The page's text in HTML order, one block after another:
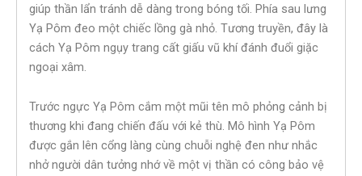
giúp thần lẩn tránh dễ dàng trong bóng tối. Phía sau lưng
Yạ Pôm đeo một chiếc lồng gà nhỏ. Tương truyền, đây là
cách Yạ Pôm ngụy trang cất giấu vũ khí đánh đuổi giặc
ngoại xâm.
Trước ngực Yạ Pôm cắm một mũi tên mô phỏng cảnh bị
thương khi đang chiến đấu với kẻ thù. Mô hình Yạ Pôm
được gắn lên cổng làng cùng chuỗi nghệ đen như nhắc
nhở người dân tưởng nhớ về một vị thần có công bảo vệ